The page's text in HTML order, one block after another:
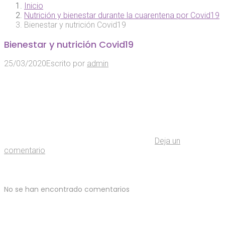
Inicio
Nutrición y bienestar durante la cuarentena por Covid19
Bienestar y nutrición Covid19
Bienestar y nutrición Covid19
25/03/2020Escrito por admin
Deja un
comentario
No se han encontrado comentarios